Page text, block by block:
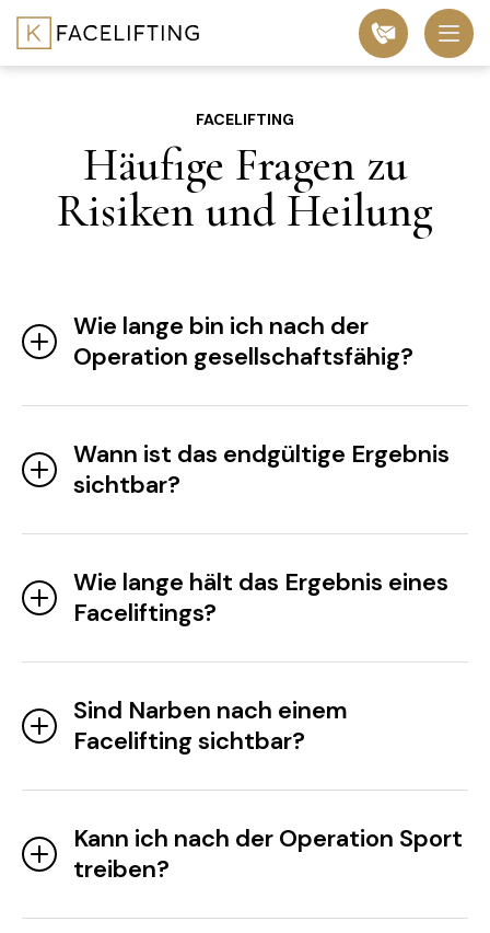
FACELIFTING
Häufige Fragen zu
Risiken und Heilung
Wie lange bin ich nach der
Operation gesellschaftsfähig?
Wann ist das endgültige Ergebnis
sichtbar?
Wie lange hält das Ergebnis eines
Faceliftings?
Sind Narben nach einem
Facelifting sichtbar?
Kann ich nach der Operation Sport
treiben?